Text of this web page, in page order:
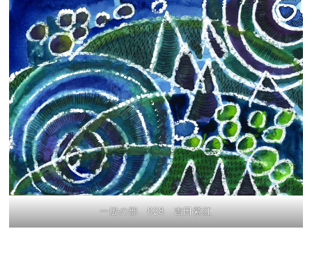
一般の部 028 吉田紫紅